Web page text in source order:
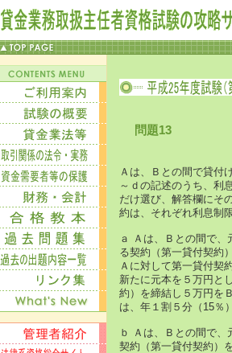
問題13
Ａは、Ｂとの間で貸付
～ｄの記述のうち、利
だけ選び、解答欄にそ
約は、それぞれ利息制
ａ Ａは、Ｂとの間で
る契約（第一貸付契約
Ａに対して第一貸付契
新たに元本を５万円と
約）を締結し５万円を
は、年１割５分（15％
ｂ Ａは、Ｂとの間で
契約（第一貸付契約）